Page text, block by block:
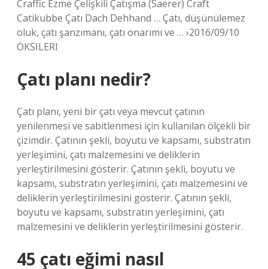
Craffic Ezme Çelişkili Çatışma (Saerer) Craft
Catikubbe Çatı Dach Dehhand … Çatı, düşünülemez
oluk, çatı şanzımanı, çatı onarımı ve … ›2016/09/10
ÖKSILERI
Çatı planı nedir?
Çatı planı, yeni bir çatı veya mevcut çatının
yenilenmesi ve sabitlenmesi için kullanılan ölçekli bir
çizimdir. Çatının şekli, boyutu ve kapsamı, substratın
yerleşimini, çatı malzemesini ve deliklerin
yerleştirilmesini gösterir. Çatının şekli, boyutu ve
kapsamı, substratın yerleşimini, çatı malzemesini ve
deliklerin yerleştirilmesini gösterir. Çatının şekli,
boyutu ve kapsamı, substratın yerleşimini, çatı
malzemesini ve deliklerin yerleştirilmesini gösterir.
45 çatı eğimi nasıl